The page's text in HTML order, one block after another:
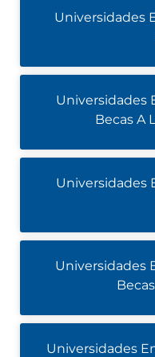
Universidades
Universidades
Becas A
Universidades
Universidades
Universidades